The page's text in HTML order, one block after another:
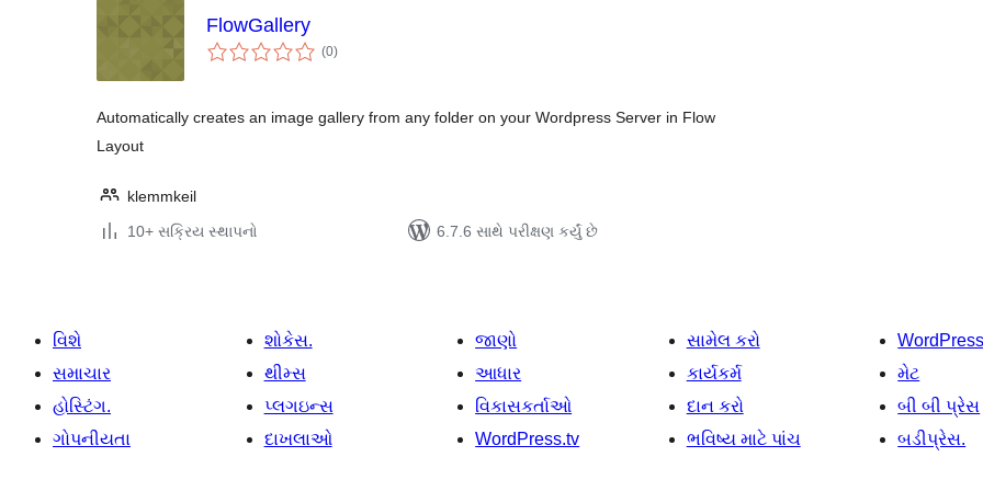
FlowGallery
(0કુલ
રેટિંગ્સ
)
Automatically creates an image gallery from any folder on your Wordpress Server in Flow
Layout
klemmkeil
10+ સક્રિય સ્થાપનો
6.7.6 સાથે પરીક્ષણ કર્યું છે
વિશે
સમાચાર
હોસ્ટિંગ.
ગોપનીયતા
શોકેસ.
થીમ્સ
પ્લગઇન્સ
દાખલાઓ
જાણો
આધાર
વિકાસકર્તાઓ
WordPress.tv
સામેલ કરો
કાર્યકર્મ
દાન કરો
ભવિષ્ય માટે પાંચ
મેટ
બી બી પ્રેસ
બડીપ્રેસ.